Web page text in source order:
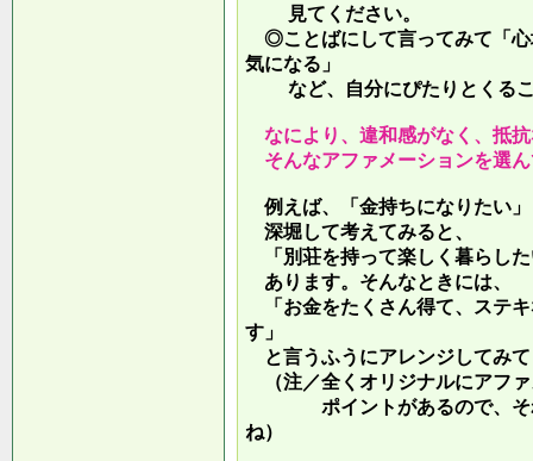
見てください。
◎ことばにして言ってみて「心
気になる」
など、自分にぴたりとくるこ
なにより、違和感がなく、抵
そんなアファメーションを選
例えば、「金持ちになりたい
深堀して考えてみると、
「別荘を持って楽しく暮らし
あります。そんなときには、
「お金をたくさん得て、ステ
す」
と言うふうにアレンジしてみ
（注／全くオリジナルにアフ
ポイントがあるので、それ
ね）